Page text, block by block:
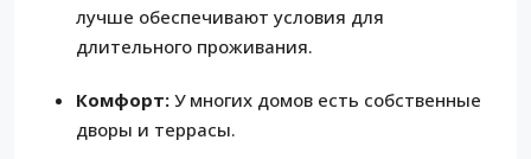
лучше обеспечивают условия для
длительного проживания.
Комфорт: У многих домов есть собственные
дворы и террасы.